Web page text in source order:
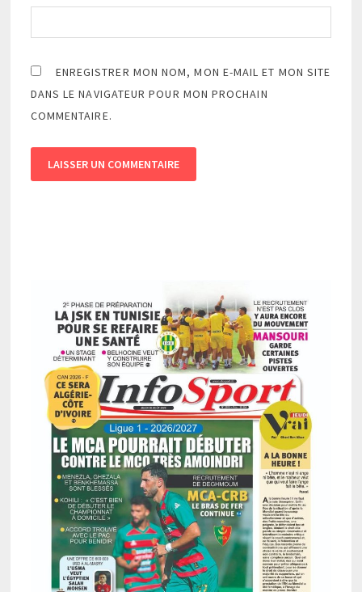
ENREGISTRER MON NOM, MON E-MAIL ET MON SITE
DANS LE NAVIGATEUR POUR MON PROCHAIN
COMMENTAIRE.